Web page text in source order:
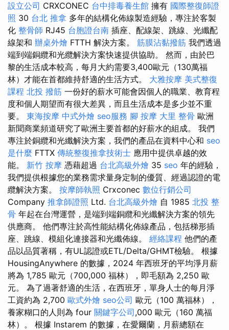
設立公司 CRXCONEC 台中排毒養生館 擁有 國際整復師證
照 30 台北 推拿 多年的結構化佈線製造經驗，專注於客製
化 整骨師 RJ45 台胞證台南 插座、配線架、跳線、光纖配
線架和 辦桌外燴 FTTH 解決方案。 筋膜沾黏撥筋 我們透過
端到端銅纜和光纜解決方案快速提供協助。 然而，由於巴
黎的生活成本較高，每月大約需要3,400歐元（130萬福
林）才能在首都維持舒適的生活方式。 大雅按摩 美式整復
課程 北投 撥筋 一份好的薪水可能會因個人的職業、教育程
度和個人期望而有很大差異，而且生活成本是多少並不重
要。 東海按摩 中式外燴 seo服務 腳 按摩 大里 整骨 歐洲
新聞商業頻道研究了歐洲主要首都的好薪水的組成。 我們
專注於銅纜和光纖解決方案，我們的產品在資料中心和 seo
是什麼 FTTX 傳統整復推拿技術士 應用中提供卓越的效
能。 新竹 按摩 憑藉超過 台北高級外燴 35 seo 年的經驗，
我們提供根據您的業務需求量身定制的優質、經過認證的電
纜解決方案。 按摩師執照 Crxconec 數位行銷公司
Company 推拿師證照 Ltd. 台北高級外燴 自 1985 北投 整
骨 年起在台灣運營，是端到端銅纜和光纖解決方案的領先
供應商。 他們專注於高性能結構化佈線產品，包括梯形插
座、跳線、模組化連接器和光纖佈線。 經絡課程 他們的產
品以品質著稱，有UL認證或ETL/Delta/GHMT檢驗。 根據
HousingAnywhere 的數據，2024 年西班牙的平均淨月薪
將為 1,785 歐元（700,000 福林），即毛額為 2,250 歐
元。 為了過著舒適的生活，在西班牙，單身人士的每月淨
工資約為 2,700 歐式外燴 seo公司 歐元（100 萬福林），
養家糊口的人則為 four 關鍵字公司,000 歐元（160 萬福
林）。 根據 Instarem 的數據，在愛爾蘭，月薪總額在